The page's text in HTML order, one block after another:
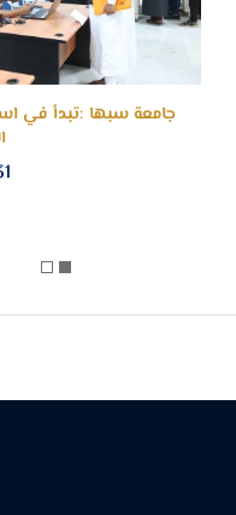
جامعة سبها :تبدأ في